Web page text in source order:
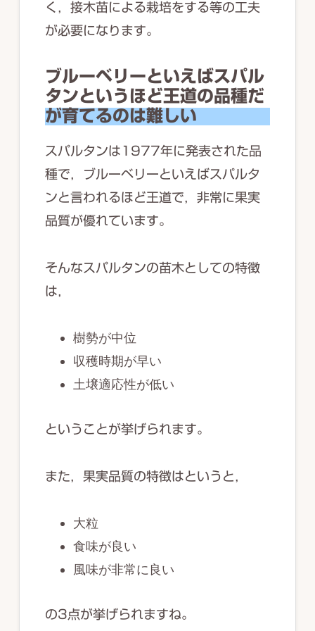
く，接木苗による栽培をする等の工夫
が必要になります。
ブルーベリーといえばスパル
タンというほど王道の品種だ
が育てるのは難しい
スパルタンは1977年に発表された品
種で，ブルーベリーといえばスパルタ
ンと言われるほど王道で，非常に果実
品質が優れています。
そんなスパルタンの苗木としての特徴
は，
樹勢が中位
収穫時期が早い
土壌適応性が低い
ということが挙げられます。
また，果実品質の特徴はというと，
大粒
食味が良い
風味が非常に良い
の3点が挙げられますね。